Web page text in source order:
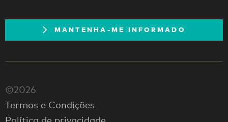
MANTENHA-ME INFORMADO
©2026
Termos e Condições